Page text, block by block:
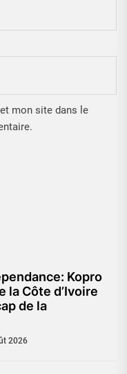
mon site dans le
Kopro
la Côte d’Ivoire
de la
2026